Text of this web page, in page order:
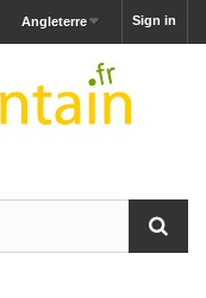
Sign in
Angleterre